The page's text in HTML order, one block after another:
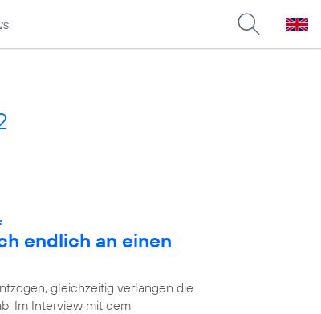
endlich an einen
gleichzeitig verlangen die
Im Interview mit dem